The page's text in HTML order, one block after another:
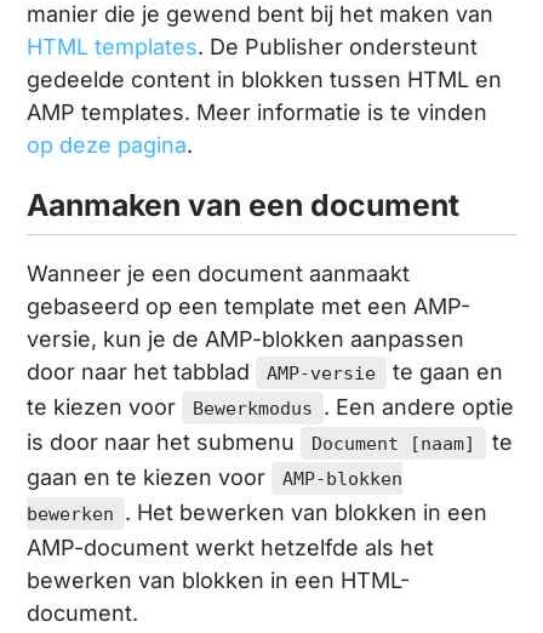
manier die je gewend bent bij het maken van
HTML templates. De Publisher ondersteunt
gedeelde content in blokken tussen HTML en
AMP templates. Meer informatie is te vinden
op deze pagina.
Aanmaken van een document
Wanneer je een document aanmaakt
gebaseerd op een template met een AMP-
versie, kun je de AMP-blokken aanpassen
door naar het tabblad
AMP-versie
te gaan en
te kiezen voor
Bewerkmodus
. Een andere optie
is door naar het submenu
Document [naam]
te
gaan en te kiezen voor
AMP-blokken
bewerken
. Het bewerken van blokken in een
AMP-document werkt hetzelfde als het
bewerken van blokken in een HTML-
document.